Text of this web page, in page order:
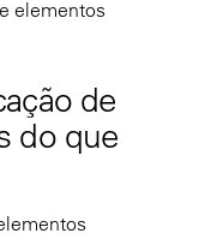
elementos
de
do que